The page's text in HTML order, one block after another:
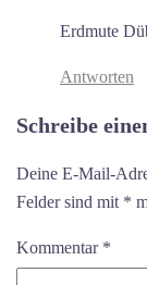
Erdmute
Antworten
Schreibe
Deine E-Mail-
Felder sind mit *
Kommentar *